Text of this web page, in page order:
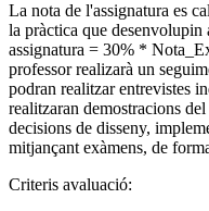
La nota de l'assignatura es
la pràctica que
assignatura = 30% *
professor realizarà un
podran realitzar entrevistes
realitzaran demostracions
decisions de disseny,
mitjançant exàmens, de
Criteris avaluació: